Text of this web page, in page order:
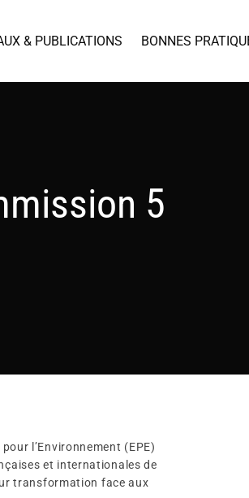
& PUBLICATIONS BONNES
5
l’Environnement (EPE)
et internationales de
transformation face aux